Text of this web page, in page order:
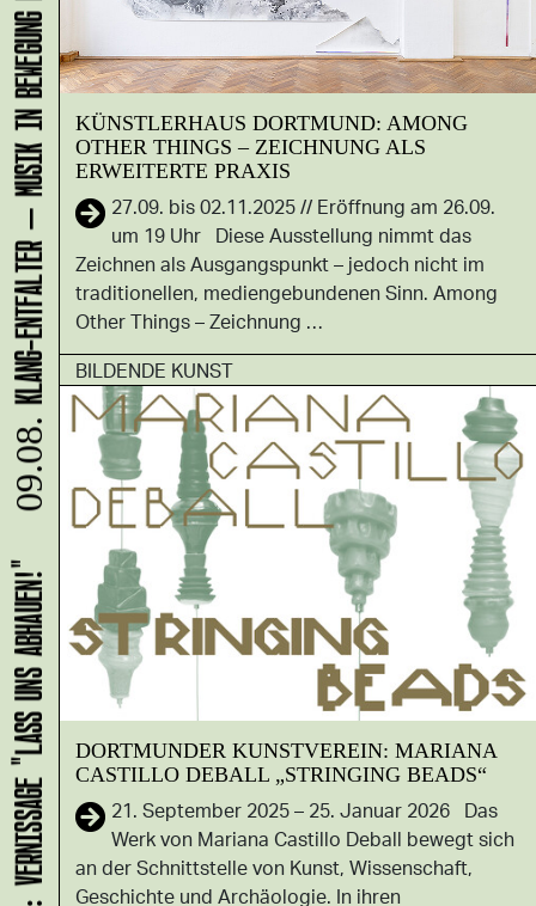
KÜNSTLERHAUS DORTMUND: AMONG
OTHER THINGS – ZEICHNUNG ALS
ERWEITERTE PRAXIS
27.09. bis 02.11.2025 // Eröffnung am 26.09.
um 19 Uhr Diese Ausstellung nimmt das
Zeichnen als Ausgangspunkt – jedoch nicht im
traditionellen, mediengebundenen Sinn. Among
Other Things – Zeichnung …
BILDENDE KUNST
DORTMUNDER KUNSTVEREIN: MARIANA
CASTILLO DEBALL „STRINGING BEADS“
21. September 2025 – 25. Januar 2026 Das
Werk von Mariana Castillo Deball bewegt sich
an der Schnittstelle von Kunst, Wissenschaft,
Geschichte und Archäologie. In ihren
HANS B: VERNISSAGE "LASS UNS ABHAUEN!"
09.08.
KLANG-ENTFALTER – MUSIK IN BEWEGUNG FÜR DIE NORDSTADT